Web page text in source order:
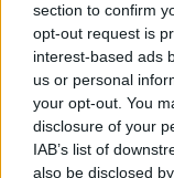
section to confirm
opt-out request is
interest-based ads
us or personal
your opt-out. You
disclosure of your
IAB’s list of
also be disclosed
Jubilál az
építészke•2019. október
Aki minőségi
az Orfeum